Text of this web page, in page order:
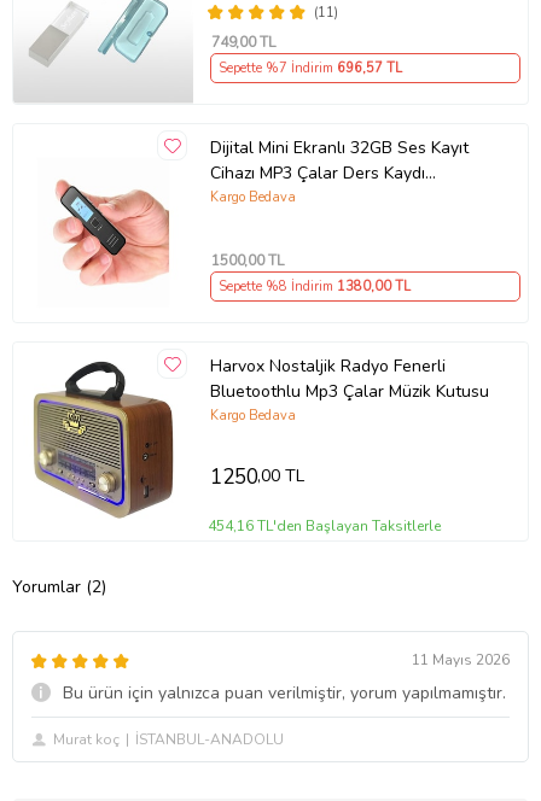
(11)
749,00 TL
Sepette %7 İndirim 696,57 TL
Dijital Mini Ekranlı 32GB Ses Kayıt
Cihazı MP3 Çalar Ders Kaydı
Röportaj Kaydı Dinleme1 Cihazı
Kargo Bedava
1500,00 TL
Sepette %8 İndirim 1380,00 TL
Harvox Nostaljik Radyo Fenerli
Bluetoothlu Mp3 Çalar Müzik Kutusu
Kargo Bedava
1250,00 TL
454,16 TL'den Başlayan Taksitlerle
Yorumlar (2)
11 Mayıs 2026
Bu ürün için yalnızca puan verilmiştir, yorum yapılmamıştır.
Murat koç İSTANBUL-ANADOLU